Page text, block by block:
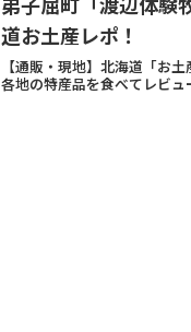
道お土産レポ！
【通販・現地】北海道「お
各地の特産品を食べてレビ